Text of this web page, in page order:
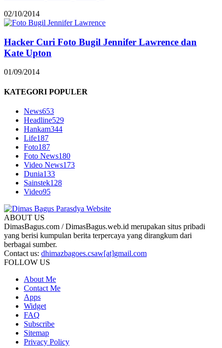
02/10/2014
Hacker Curi Foto Bugil Jennifer Lawrence dan
Kate Upton
01/09/2014
KATEGORI POPULER
News653
Headline529
Hankam344
Life187
Foto187
Foto News180
Video News173
Dunia133
Sainstek128
Video95
ABOUT US
DimasBagus.com / DimasBagus.web.id merupakan situs pribadi
yang berisi kumpulan berita terpercaya yang dirangkum dari
berbagai sumber.
Contact us: dhimazbagoes.csaw[at]gmail.com
FOLLOW US
About Me
Contact Me
Apps
Widget
FAQ
Subscribe
Sitemap
Privacy Policy